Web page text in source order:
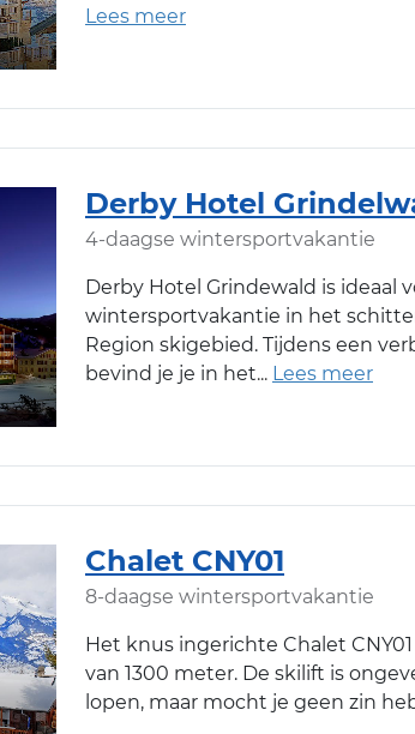
Derby Hotel
4-daagse wintersportvakantie
Derby Hotel Grindewald is ideaal
wintersportvakantie in het
Region skigebied. Tijdens een
bevind je je in het
Chalet CNY01
8-daagse wintersportvakantie
Het knus ingerichte Chalet
van 1300 meter. De skilift is
lopen, maar mocht je geen zin